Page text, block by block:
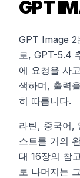
GPT
GPT Image 2
로, GPT-5.4
에 요청을 사
색하며, 출력
히 따릅니다.
라틴, 중국어,
스트를 거의
대 16장의 참
로 나머지는